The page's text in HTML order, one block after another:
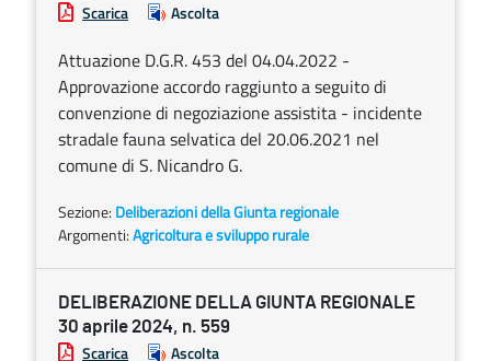
Scarica Ascolta
Attuazione D.G.R. 453 del 04.04.2022 -
Approvazione accordo raggiunto a seguito di
convenzione di negoziazione assistita - incidente
stradale fauna selvatica del 20.06.2021 nel
comune di S. Nicandro G.
Sezione: Deliberazioni della Giunta regionale
Argomenti:Agricoltura e sviluppo rurale
DELIBERAZIONE DELLA GIUNTA REGIONALE
30 aprile 2024, n. 559
Scarica Ascolta